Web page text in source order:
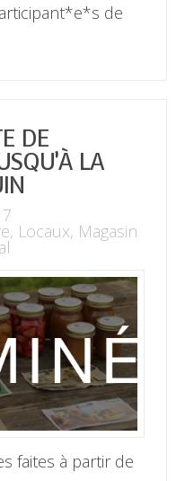
de
DE
LA
, Locaux, Magasin
faites à partir de